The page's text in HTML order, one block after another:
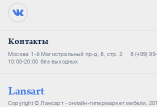
Контакты
Москва 1-й Магистральный пр-д, 8, стр. 2
8 (499)
10:00-20:00 без выходных
Lansart
Copyright © Лансарт - онлайн-гипермаркет мебели,